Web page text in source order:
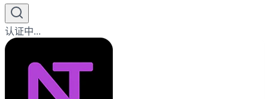
认证中...